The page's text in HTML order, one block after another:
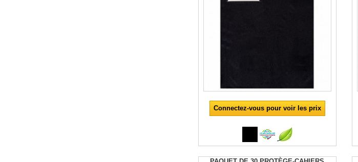
Connectez-vous pour voir les prix